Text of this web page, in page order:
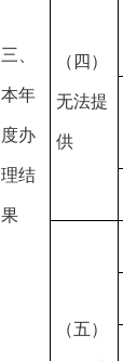
三、
本年
度办
理结
果
（四）
无法提
供
（五）